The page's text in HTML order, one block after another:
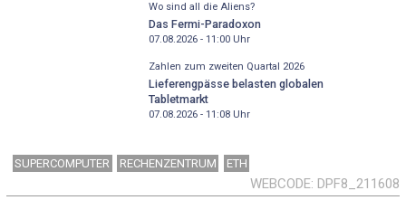
Wo sind all die Aliens?
Das Fermi-Paradoxon
07.08.2026 - 11:00Uhr
Zahlen zum zweiten Quartal 2026
Lieferengpässe belasten globalen
Tabletmarkt
07.08.2026 - 11:08Uhr
SUPERCOMPUTER RECHENZENTRUM ETH
WEBCODE DPF8_211608